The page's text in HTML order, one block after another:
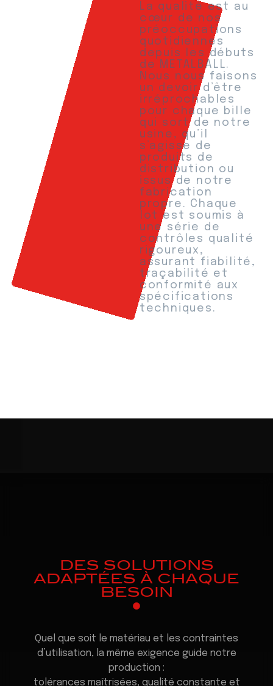
La qualité est au
cœur de nos
préoccupations
quotidiennes
depuis les débuts
de METALBALL.
Nous nous faisons
un devoir d’être
irréprochables
pour chaque bille
qui sort de notre
usine, qu’il
s’agisse de
produits de
distribution ou
issus de notre
fabrication
propre. Chaque
lot est soumis à
une série de
contrôles qualité
rigoureux,
assurant fiabilité,
traçabilité et
conformité aux
spécifications
techniques.
DES SOLUTIONS
ADAPTÉES À CHAQUE
BESOIN
Quel que soit le matériau et les contraintes
d’utilisation, la même exigence guide notre
production :
tolérances maîtrisées, qualité constante et